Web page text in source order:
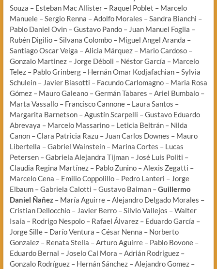
Souza – Esteban Mac Allister – Raquel Poblet – Marcelo
Manuele – Sergio Renna – Adolfo Morales – Sandra Bianchi –
Pablo Daniel Ovin – Gustavo Pando – Juan Manuel Foglia –
Rubén Digilio – Silvana Colombo – Miguel Angel Aranda –
Santiago Oscar Veiga – Alicia Márquez – Mario Cardoso –
Gonzalo Martinez – Jorge Déboli – Néstor García – Marcelo
Telez – Pablo Grinberg – Hernán Omar Kodjafachian – Sylvia
Schulein – Javier Biasotti – Facundo Carlomagno – Maria Rosa
Gómez – Mauro Galeano – Germán Tabares – Ariel Bumbalo –
Marta Vassallo – Francisco Cannone – Laura Santos –
Margarita Barnetson – Agustín Scarpelli – Gustavo Eduardo
Abrevaya – Marcelo Massarino – Leticia Beltrán – Nilda
Canon – Clara Patricia Razu – Juan Carlos Downes – Mauro
Libertella – Gabriel Wainstein – Marina Cortes – Lucas
Petersen – Gabriela Alejandra Tijman – José Luis Politi –
Claudia Regina Martínez – Pablo Zunino – Alexis Zegatti –
Marcelo Cena – Emilio Coppolillo – Pedro Lanteri – Jorge
Elbaum – Gabriela Calotti – Gustavo Baiman –Guillermo
Daniel Ñañez – María Aguirre – Alejandro Delgado Morales –
Cristian Dellocchio – Javier Berro – Silvio Vallejos – Walter
Isaía – Rodrigo Nespolo – Rafael Álvarez – Eduardo García –
Jorge Sille – Darío Ventura – César Nenna – Norberto
Gonzalez – Renata Stella – Arturo Aguirre – Pablo Bovone –
Eduardo Bernal – Joselo Cal Mora – Adrián Rodríguez –
Gonzalo Rodríguez – Hernán Sánchez – Alejandro Gomez –